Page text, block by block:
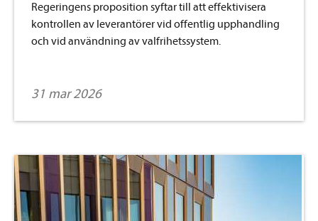
Regeringens proposition syftar till att effektivisera
kontrollen av leverantörer vid offentlig upphandling
och vid användning av valfrihetssystem.
31 mar 2026